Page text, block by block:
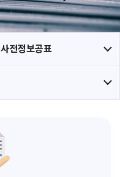
사전정보공표